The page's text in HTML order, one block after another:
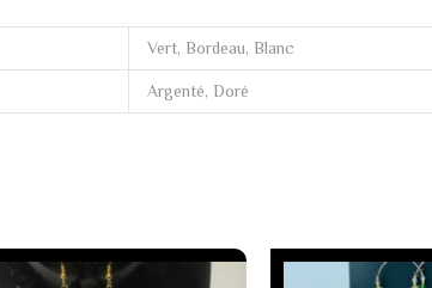
Vert, Bordeau, Blanc
Argenté, Doré